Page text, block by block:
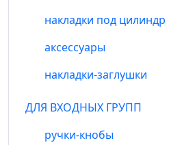
накладки под цилиндр
аксессуары
накладки-заглушки
ДЛЯ ВХОДНЫХ ГРУПП
ручки-кнобы